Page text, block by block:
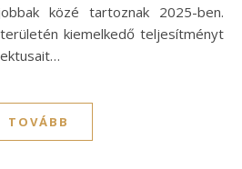
közé tartoznak 2025-ben.
kiemelkedő teljesítményt
TOVÁBB